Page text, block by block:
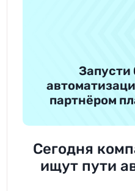
Запусти
партнёром
Сегодня
ищут пути